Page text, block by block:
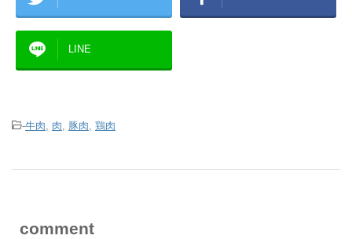
LINE
-牛肉, 肉, 豚肉, 鶏肉
comment